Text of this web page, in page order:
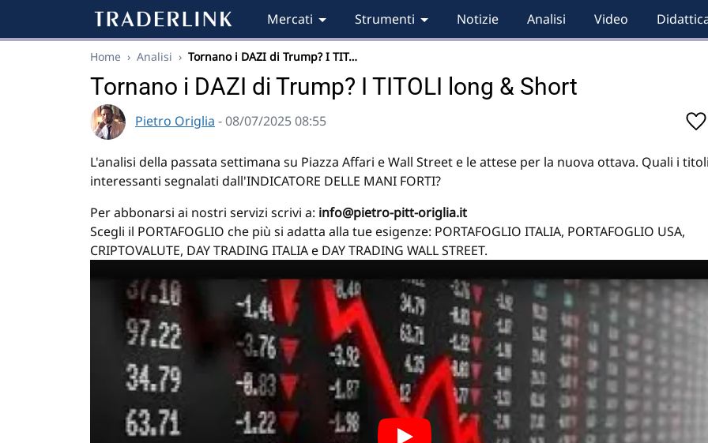
Mercati Strumenti Notizie Analisi Video
Home › Analisi › Tornano i DAZI di Trump? I TIT…
Tornano i DAZI di Trump? I TITOLI long & Short
Pietro Origlia - 08/07/2025 08:55
L'analisi della passata settimana su Piazza Affari e Wall Street e le attese per la nuova ottava. Quali i
interessanti segnalati dall'INDICATORE DELLE MANI FORTI?
Per abbonarsi ai nostri servizi scrivi a: info@pietro-pitt-origlia.it
Scegli il PORTAFOGLIO che più si adatta alla tue esigenze: PORTAFOGLIO ITALIA, PORTAFOGLIO USA,
CRIPTOVALUTE, DAY TRADING ITALIA e DAY TRADING WALL STREET.